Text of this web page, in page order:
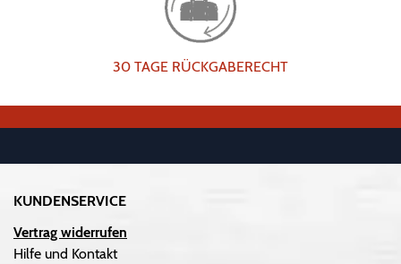
30 TAGE RÜCKGABERECHT
KUNDENSERVICE
Vertrag widerrufen
Hilfe und Kontakt